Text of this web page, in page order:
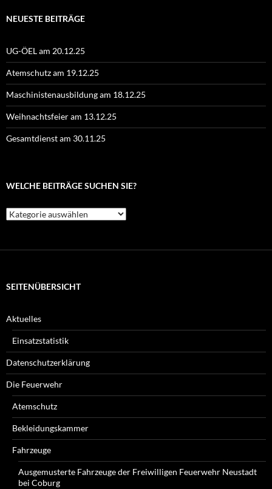
NEUESTE BEITRÄGE
UG-ÖEL am 20.12.25
Atemschutz am 19.12.25
Maschinistenausbildung am 18.12.25
Weihnachtsfeier am 13.12.25
Gesamtdienst am 30.11.25
WELCHE BEITRÄGE SUCHEN SIE?
Welche
Beiträge
SEITENÜBERSICHT
Aktuelles
Einsatzstatistik
Datenschutzerklärung
Die Feuerwehr
Atemschutz
Bekleidungskammer
Fahrzeuge
Ausgemusterte Fahrzeuge der Freiwilligen Feuerwehr Neustadt
bei Coburg